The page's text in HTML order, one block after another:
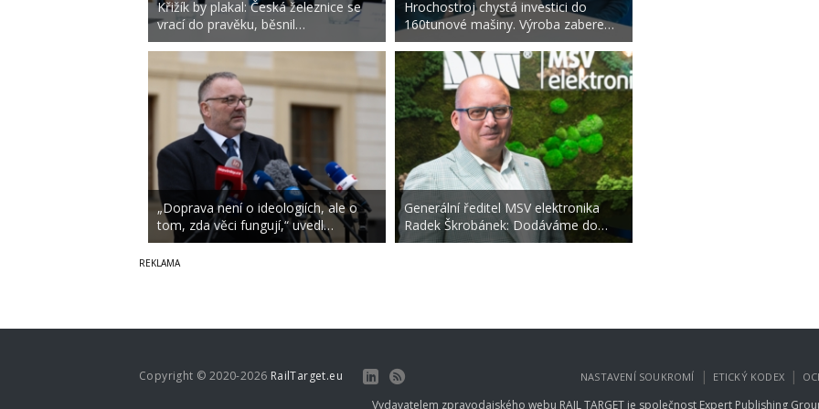
Křižík by plakal: Česká železnice se
vrací do pravěku, běsnil…
„Doprava není o ideologiích, ale o
tom, zda věci fungují,“ uvedl…
Hrochostroj chystá investici do
160tunové mašiny. Výroba zabere…
Generální ředitel MSV elektronika
Radek Škrobánek: Dodáváme do…
NASTAVENÍ SOUKROMÍ | ETICKÝ KODEX |
Copyright © 2020-2026 RailTarget.eu
Vydavatelem zpravodajského webu RAIL TARGET je společnost Expert Publishing